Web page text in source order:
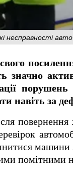
несправності
значно
навіть за
повернення
помітними